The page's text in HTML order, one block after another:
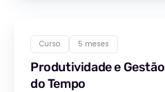
Curso 5 meses
Produtividade e Gestão
do Tempo